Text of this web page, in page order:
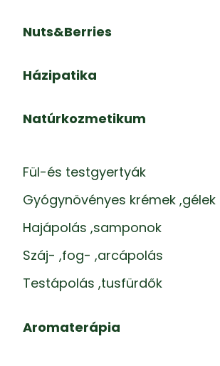
Nuts&Berries
Házipatika
Natúrkozmetikum
Fül-és testgyertyák
Gyógynövényes krémek ,gélek
Hajápolás ,samponok
Száj- ,fog- ,arcápolás
Testápolás ,tusfürdők
Aromaterápia